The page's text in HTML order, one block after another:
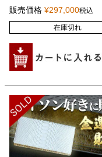
販売価格 ¥297,000税込
在庫切れ